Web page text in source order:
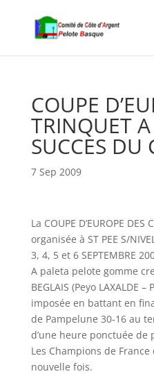
COUPE
TRINQUET
SUCCES DU
7 Sep 2009
La COUPE D’EUROPE
organisée à ST PEE S/
3, 4, 5 et 6 SEPTEMBRE
A paleta pelote gomme
BEGLAIS (Peyo LAXALDE –
imposée en battant en
de Pampelune 30-16 au
d’une heure ponctuée
Les Champions de
nouvelle fois.